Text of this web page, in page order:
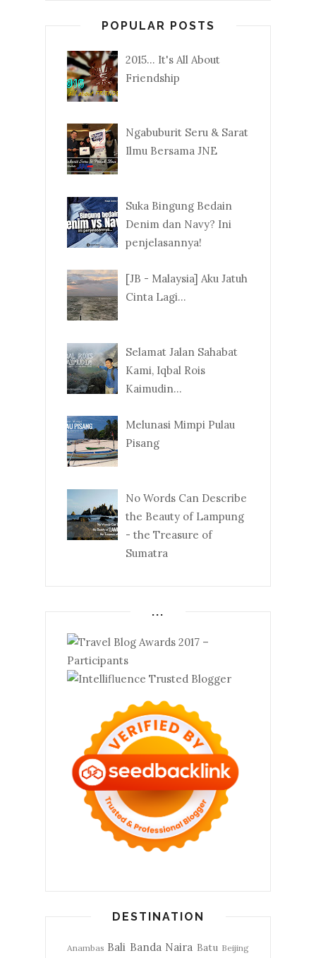
POPULAR POSTS
2015... It's All About
Friendship
Ngabuburit Seru & Sarat
Ilmu Bersama JNE
Suka Bingung Bedain
Denim dan Navy? Ini
penjelasannya!
[JB - Malaysia] Aku Jatuh
Cinta Lagi...
Selamat Jalan Sahabat
Kami, Iqbal Rois
Kaimudin...
Melunasi Mimpi Pulau
Pisang
No Words Can Describe
the Beauty of Lampung
- the Treasure of
Sumatra
...
DESTINATION
Anambas Bali Banda Naira Batu Beijing